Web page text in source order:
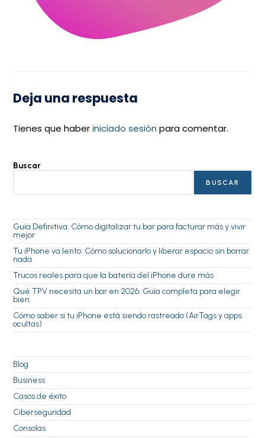
Deja una respuesta
Tienes que haberiniciado sesión para comentar.
Buscar
BUSCAR
Guía Definitiva: Cómo digitalizar tu bar para facturar más y vivir
mejor
Tu iPhone va lento: Cómo solucionarlo y liberar espacio sin borrar
nada
Trucos reales para que la batería del iPhone dure más
Qué TPV necesita un bar en 2026: Guía completa para elegir
bien
Cómo saber si tu iPhone está siendo rastreado (AirTags y apps
ocultas)
Blog
Business
Casos de éxito
Ciberseguridad
Consolas